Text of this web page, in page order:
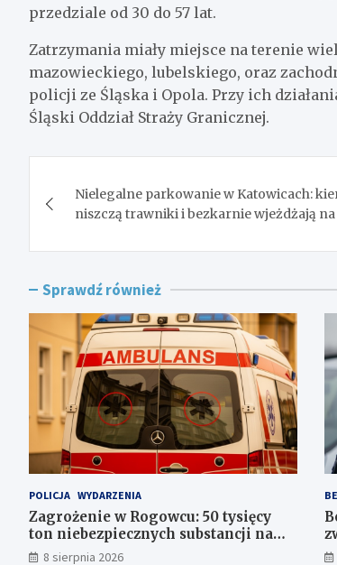
przedziale od 30 do 57 lat.
Zatrzymania miały miejsce na terenie
mazowieckiego, lubelskiego, oraz
policji ze Śląska i Opola. Przy ich
Śląski Oddział Straży Granicznej.
wpisu
Nielegalne parkowanie w Katowicach:
niszczą trawniki i bezkarnie wjeżdżają
Sprawdź również
POLICJA WYDARZENIA
Zagrożenie w Rogowcu: 50 tysięcy
ton niebezpiecznych substancji na
składowisku
8 sierpnia 2026